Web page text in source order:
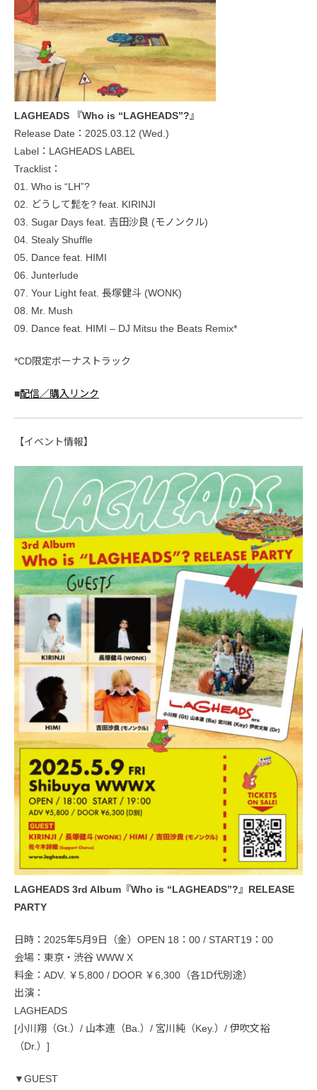
LAGHEADS 『Who is “LAGHEADS”?』
Release Date：2025.03.12 (Wed.)
Label：LAGHEADS LABEL
Tracklist：
01. Who is “LH”?
02. どうして髭を? feat. KIRINJI
03. Sugar Days feat. 吉⽥沙良 (モノンクル)
04. Stealy Shuffle
05. Dance feat. HIMI
06. Junterlude
07. Your Light feat. ⻑塚健⽃ (WONK)
08. Mr. Mush
09. Dance feat. HIMI – DJ Mitsu the Beats Remix*
*CD限定ボーナストラック
■配信／購入リンク
【イベント情報】
LAGHEADS 3rd Album『Who is “LAGHEADS”?』RELEASE
PARTY
日時：2025年5月9日（金）OPEN 18：00 / START19：00
会場：東京・渋谷 WWW X
料金：ADV. ￥5,800 / DOOR ￥6,300（各1D代別途）
出演：
LAGHEADS
[小川翔（Gt.）/ 山本連（Ba.）/ 宮川純（Key.）/ 伊吹文裕
（Dr.）]
▼GUEST